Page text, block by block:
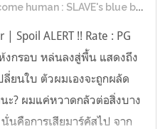
human : SLAVE's blue blood
Spoil ALERT !! Rate : PG
งกรอบ หล่นลงสู่พื้น แสดงถึง
ลี่ยนใบ ตัวผมเองจะถูกผลัด
? ผมแค่หวาดกลัวต่อสิ่งบาง
นคือการเสียมาร์คัสไป จาก